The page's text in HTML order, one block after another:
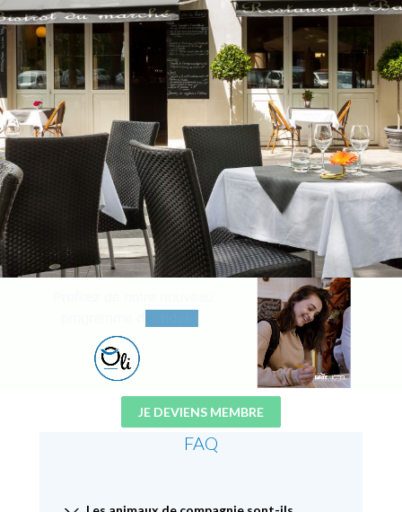
JE DEVIENS MEMBRE
FAQ